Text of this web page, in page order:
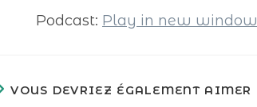
Podcast: Play in new window
VOUS DEVRIEZ ÉGALEMENT AIMER